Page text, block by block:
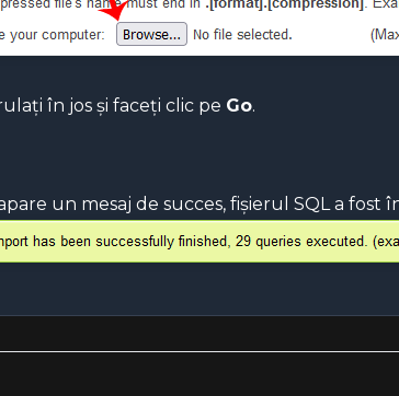
în jos și faceți clic pe Go.
un mesaj de succes, fișierul SQL a fost